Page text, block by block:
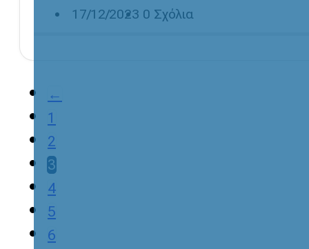
17/12/2023 0 Σχόλια
←
1
2
3
4
5
6